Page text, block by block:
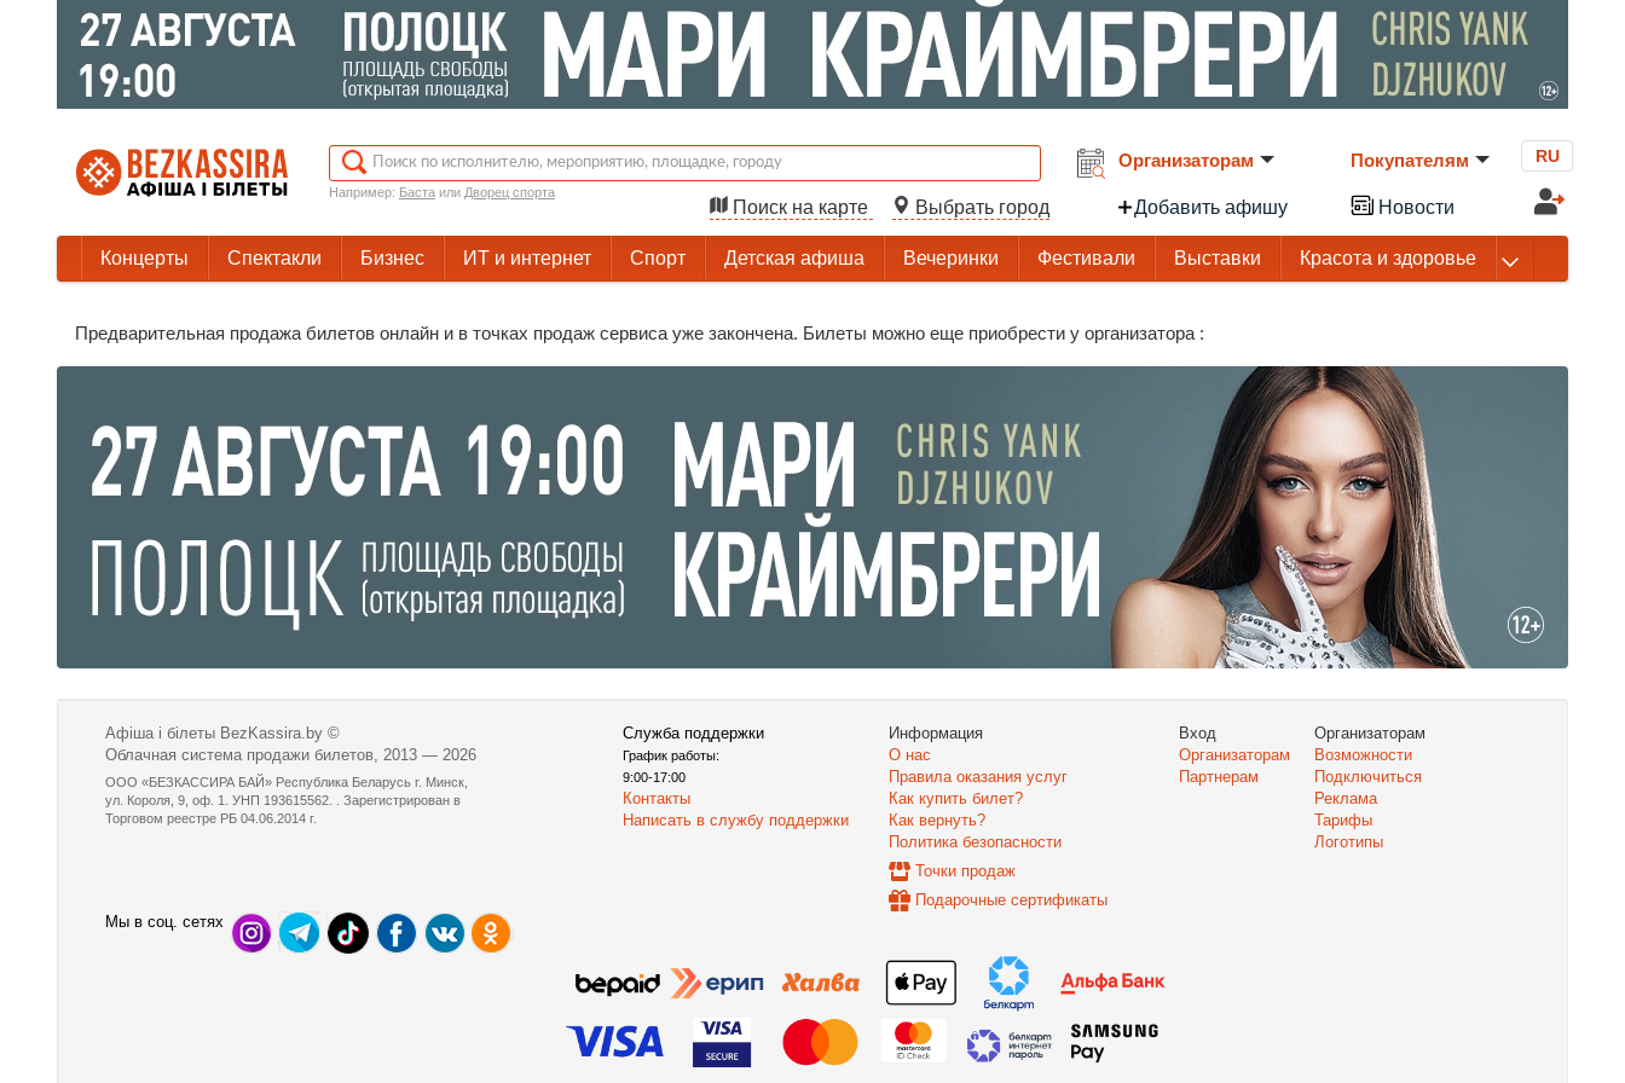
Например: Бастаили Дворец спорта
Поиск на карте Выбрать город
Организаторам
Добавить афишу
Покупателям
Новости
RU
Концерты Спектакли Бизнес ИТ и интернет Спорт Детская афиша Вечеринки Фестивали Выставки Красота и здоровье
Предварительная продажа билетов онлайн и в точках продаж сервиса уже закончена. Билеты можно еще приобрести у организатора :
Афіша і білеты BezKassira.by ©
Облачная система продажи билетов, 2013 — 2026
ООО «БЕЗКАССИРА БАЙ» Республика Беларусь г. Минск,
ул. Короля, 9, оф. 1. УНП 193615562. . Зарегистрирован в
Торговом реестре РБ 04.06.2014 г.
Служба поддержки
График работы:
9:00-17:00
Контакты
Написать в службу поддержки
Информация
О нас
Правила оказания услуг
Как купить билет?
Как вернуть?
Политика безопасности
Точки продаж
Подарочные сертификаты
Вход
Организаторам
Партнерам
Организаторам
Возможности
Подключиться
Реклама
Тарифы
Логотипы
Мы в соц. сетях